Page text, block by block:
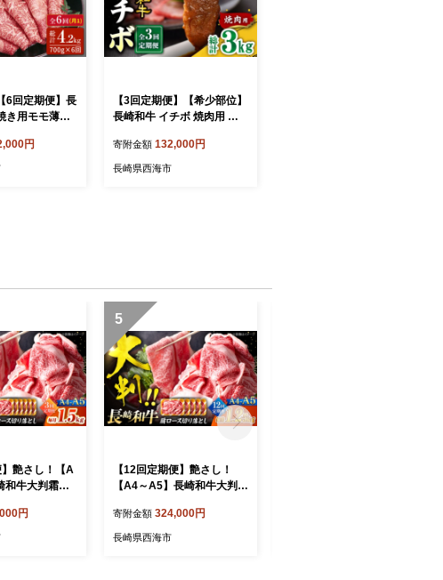
6回定期便】長
き用モモ薄切
ト＞ [CAG16
円
【3回定期便】【希少部位】
長崎和牛 イチボ 焼肉用 約1
り＜スーパーウエスト＞ [C
AG273]
寄附金額 132,000円
長崎県西海市
】艶さし！【A
和牛大判霜降
ク）＜株式会
＞ [CFT085]
円
5
【12回定期便】艶さし！
【A4～A5】長崎和牛大判霜
kg（250g×5パック）＜株式
会社MEAT PLUS＞ [CFT08
寄附金額 324,000円
長崎県西海市